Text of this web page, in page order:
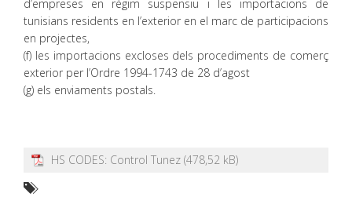
d’empreses en règim suspensiu i les importacions de
tunisians residents en l’exterior en el marc de participacions
en projectes,
(f) les importacions excloses dels procediments de comerç
exterior per l’Ordre 1994-1743 de 28 d’agost
(g) els enviaments postals.
HS CODES: Control Tunez